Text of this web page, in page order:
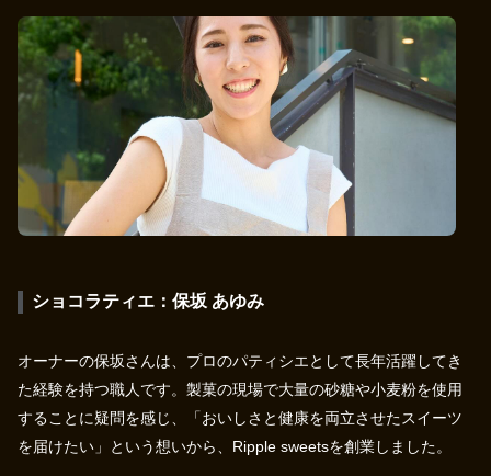
ショコラティエ：保坂 あゆみ
オーナーの保坂さんは、プロのパティシエとして長年活躍してき
た経験を持つ職人です。製菓の現場で大量の砂糖や小麦粉を使用
することに疑問を感じ、「おいしさと健康を両立させたスイーツ
を届けたい」という想いから、Ripple sweetsを創業しました。